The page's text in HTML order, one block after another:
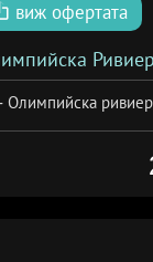
виж офертата